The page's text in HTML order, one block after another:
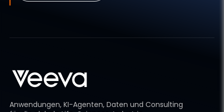
Anwendungen, KI-Agenten, Daten und Consulting